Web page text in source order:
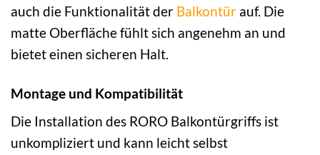
auch die Funktionalität der Balkontür auf. Die
matte Oberfläche fühlt sich angenehm an und
bietet einen sicheren Halt.
Montage und Kompatibilität
Die Installation des RORO Balkontürgriffs ist
unkompliziert und kann leicht selbst